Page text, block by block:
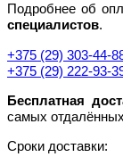
Подробнее об
специалистов.
+375 (29) 303-44-
+375 (29) 222-93-
Бесплатная
самых
Сроки доставки: